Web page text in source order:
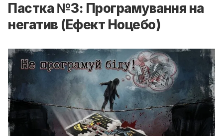
Пастка №3: Програмування на
негатив (Ефект Ноцебо)